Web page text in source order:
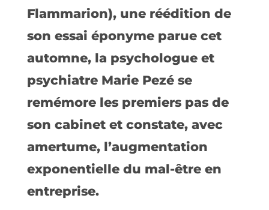
Flammarion), une réédition de
son essai éponyme parue cet
automne, la psychologue et
psychiatre Marie Pezé se
remémore les premiers pas de
son cabinet et constate, avec
amertume, l’augmentation
exponentielle du mal-être en
entreprise.